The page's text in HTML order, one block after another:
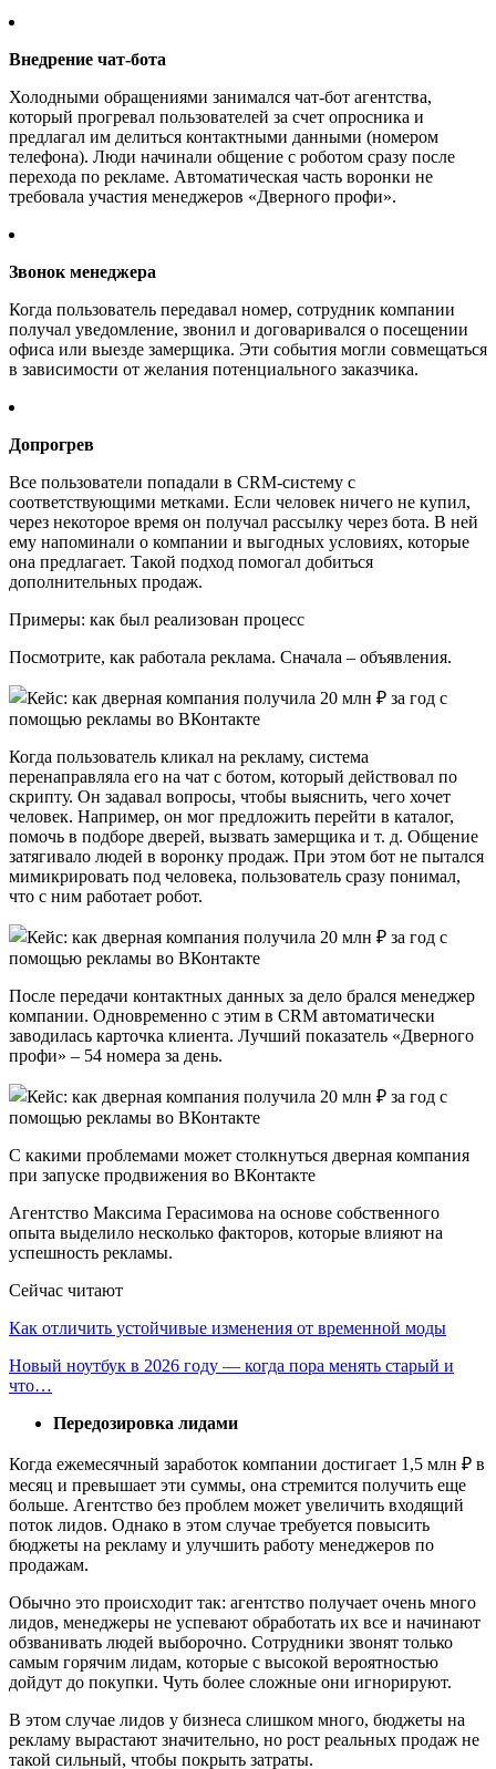
Внедрение чат-бота
Холодными обращениями занимался чат-бот агентства,
который прогревал пользователей за счет опросника и
предлагал им делиться контактными данными (номером
телефона). Люди начинали общение с роботом сразу после
перехода по рекламе. Автоматическая часть воронки не
требовала участия менеджеров «Дверного профи».
Звонок менеджера
Когда пользователь передавал номер, сотрудник компании
получал уведомление, звонил и договаривался о посещении
офиса или выезде замерщика. Эти события могли совмещаться
в зависимости от желания потенциального заказчика.
Допрогрев
Все пользователи попадали в CRM-систему с
соответствующими метками. Если человек ничего не купил,
через некоторое время он получал рассылку через бота. В ней
ему напоминали о компании и выгодных условиях, которые
она предлагает. Такой подход помогал добиться
дополнительных продаж.
Примеры: как был реализован процесс
Посмотрите, как работала реклама. Сначала – объявления.
Когда пользователь кликал на рекламу, система
перенаправляла его на чат с ботом, который действовал по
скрипту. Он задавал вопросы, чтобы выяснить, чего хочет
человек. Например, он мог предложить перейти в каталог,
помочь в подборе дверей, вызвать замерщика и т. д. Общение
затягивало людей в воронку продаж. При этом бот не пытался
мимикрировать под человека, пользователь сразу понимал,
что с ним работает робот.
После передачи контактных данных за дело брался менеджер
компании. Одновременно с этим в CRM автоматически
заводилась карточка клиента. Лучший показатель «Дверного
профи» – 54 номера за день.
С какими проблемами может столкнуться дверная компания
при запуске продвижения во ВКонтакте
Агентство Максима Герасимова на основе собственного
опыта выделило несколько факторов, которые влияют на
успешность рекламы.
Сейчас читают
Как отличить устойчивые изменения от временной моды
Новый ноутбук в 2026 году — когда пора менять старый и
что…
Передозировка лидами
Когда ежемесячный заработок компании достигает 1,5 млн ₽ в
месяц и превышает эти суммы, она стремится получить еще
больше. Агентство без проблем может увеличить входящий
поток лидов. Однако в этом случае требуется повысить
бюджеты на рекламу и улучшить работу менеджеров по
продажам.
Обычно это происходит так: агентство получает очень много
лидов, менеджеры не успевают обработать их все и начинают
обзванивать людей выборочно. Сотрудники звонят только
самым горячим лидам, которые с высокой вероятностью
дойдут до покупки. Чуть более сложные они игнорируют.
В этом случае лидов у бизнеса слишком много, бюджеты на
рекламу вырастают значительно, но рост реальных продаж не
такой сильный, чтобы покрыть затраты.